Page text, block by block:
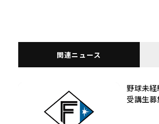
関連ニュース
野球未経
受講生